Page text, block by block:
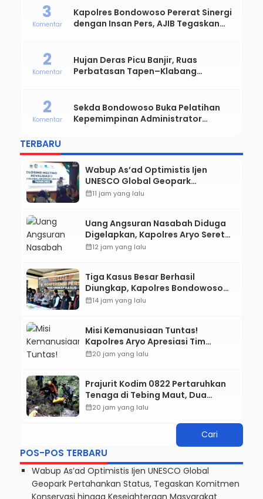
Kapolres Bondowoso Pererat Sinergi
dengan Insan Pers, AJIB Tegaskan
3
Komentar
Hujan Deras Picu Banjir, Ruas
Perbatasan Tapen–Klabang
2
Komentar
Sekda Bondowoso Buka Pelatihan
Kepemimpinan Administrator
2
Komentar
TERBARU
Wabup As’ad Optimistis Ijen
UNESCO Global Geopark
Pertahankan Status, Tegaskan
calendar_month11 jam yang lalu
Uang Angsuran Nasabah Diduga
Digelapkan, Kapolres Aryo Seret
Karyawan KSP ke Meja Hijau
calendar_month12 jam yang lalu
Tiga Kasus Besar Berhasil
Diungkap, Kapolres Bondowoso
Tegaskan Tak Ada Ruang bagi
calendar_month14 jam yang lalu
Misi Kemanusiaan Tuntas!
Kapolres Aryo Apresiasi Tim
Gabungan, Dua Jenazah Gunung
calendar_month20 jam yang lalu
Prajurit Kodim 0822 Pertaruhkan
Tenaga di Tebing Maut, Dua
Jenazah Pendaki Gunung Piramid
calendar_month20 jam yang lalu
POS-POS TERBARU
Wabup As’ad Optimistis Ijen UNESCO Global
Geopark Pertahankan Status, Tegaskan Komitmen
Konservasi hingga Kesejahteraan Masyarakat